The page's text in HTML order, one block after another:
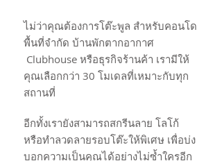
ไม่ว่าคุณต้องการโต๊ะพูล สำหรับคอนโด
พื้นที่จำกัด บ้านพักตากอากาศ
Clubhouse หรือธุรกิจร้านค้า เรามีให้
คุณเลือกกว่า 30 โมเดลที่เหมาะกับทุก
สถานที่
อีกทั้งเรายังสามารถสกรีนลาย โลโก้
หรือทำลวดลายรอบโต๊ะให้พิเศษ เพื่อบ่ง
บอกความเป็นคุณได้อย่างไม่ซ้ำใครอีก